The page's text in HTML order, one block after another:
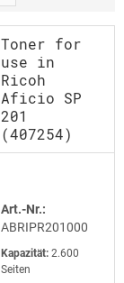
Toner for
use in
Ricoh
Aficio SP
201
(407254)
Art.-Nr.:
ABRIPR201000
Kapazität: 2.600
Seiten